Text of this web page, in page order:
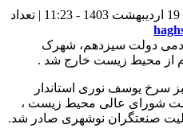
شناسه خبر : 3921 | تاریخ انتشار : 19 اردیبهشت 1403 - 11:23 | تعداد
نگاه مردمی دولت سیزدهم، شهرک
از محیط زیست خارج شد .
سرخ یوسف نوری استاندار
شورای عالی محیط زیست ،